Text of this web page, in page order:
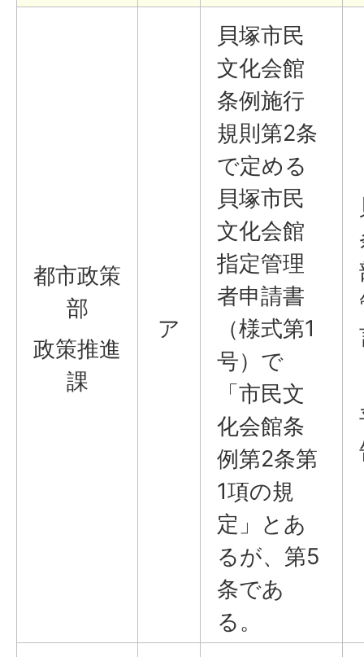
都市政策
部
政策推進
課
ア
貝塚市民
文化会館
条例施行
規則第2条
で定める
貝塚市民
文化会館
指定管理
者申請書
（様式第1
号）で
「市民文
化会館条
例第2条第
1項の規
定」とあ
るが、第5
条であ
る。